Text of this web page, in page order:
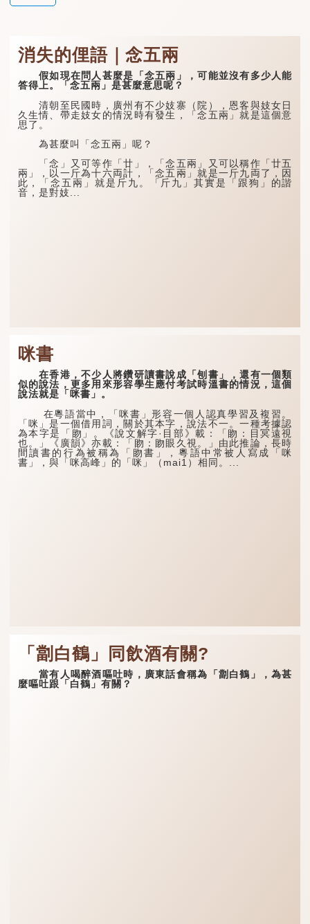
消失的俚語｜念五兩
假如現在問人甚麼是「念五兩」，可能並沒有多少人能
答得上。「念五兩」是甚麼意思呢？
清朝至民國時，廣州有不少妓寨（院），恩客與妓女日
久生情、帶走妓女的情況時有發生，「念五兩」就是這個意
思了。
為甚麼叫「念五兩」呢？
「念」又可等作「廿」，「念五兩」又可以稱作「廿五
兩」，以一斤為十六両計，「念五兩」就是一斤九両了，因
此，「念五兩」就是斤九。「斤九」其實是「跟狗」的諧
音，是對妓...
咪書
在香港，不少人將鑽研讀書說成「刨書」，還有一個類
似的說法，更多用來形容學生應付考試時溫書的情況，這個
說法就是「咪書」。
在粵語當中，「咪書」形容一個人認真學習及複習。
「咪」是一個借用詞，關於其本字，說法不一。一種考據認
為本字是「䀛」。《說文解字·目部》載：「䀛：目冥遠視
也。」《廣韻》亦載：「䀛：䀛眼久視。」由此推論，長時
間讀書的行為被稱為「䀛書」，粵語中常被人寫成「咪
書」，與「咪高峰」的「咪」（mai1）相同。...
「劏白鶴」同飲酒有關?
當有人喝醉酒嘔吐時，廣東話會稱為「劏白鶴」，為甚
麼嘔吐跟「白鶴」有關？